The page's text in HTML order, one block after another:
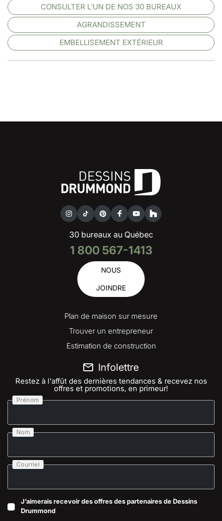
CONSULTER L'UN DE NOS 30 BUREAUX
AGRANDISSEMENT
EMBELLISEMENT EXTÉRIEUR
30 bureaux au Québec
1 800 567-1413
NOUS
JOINDRE
Plan de maison sur mesure
Trouver un entrepreneur
Estimation de construction
Infolettre
Restez à l'affût des dernières tendances & recevez nos
offres et promotions, en primeur!
Prénom
Nom
Courriel
J’aimerais recevoir des offres des partenaires de Dessins
Drummond